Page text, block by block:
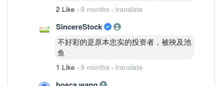
2 Like · 9 months · translate
SincereStock
不好彩的是原本忠实的投资者，被殃及池
鱼
1 Like · 9 months · translate